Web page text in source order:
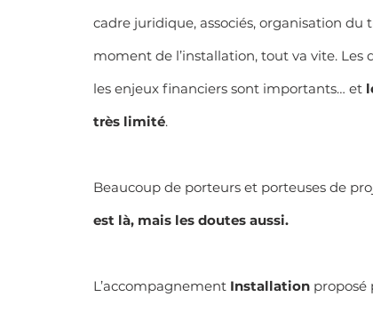
cadre juridique, associés, organisation du
moment de l’installation, tout va vite. Les
les enjeux financiers sont importants… et
très limité.
Beaucoup de porteurs et porteuses de
est là, mais les doutes aussi.
L’accompagnement Installation proposé